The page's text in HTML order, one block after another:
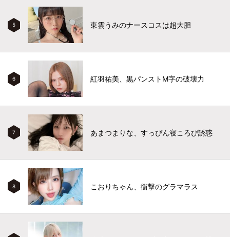
5 東雲うみのナースコスは超大胆
6 紅羽祐美、黒パンストM字の破壊力
7 あまつまりな、すっぴん寝ころび誘惑
8 こおりちゃん、衝撃のグラマラス